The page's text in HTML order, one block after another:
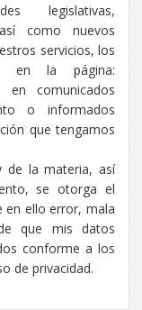
legislativas,
como nuevos
servicios, los
en la página:
en comunicados
o informados
que tengamos
de la materia, así
se otorga el
en ello error, mala
que mis datos
conforme a los
de privacidad.